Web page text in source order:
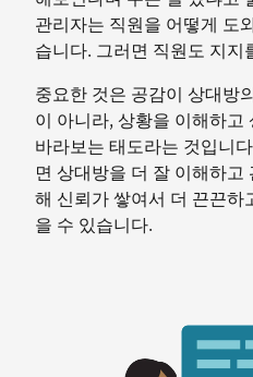
관리자는 직원을 어떻게 도
습니다. 그러면 직원도 지지
중요한 것은 공감이 상대방
이 아니라, 상황을 이해하
바라보는 태도라는 것입니
면 상대방을 더 잘 이해하고
해 신뢰가 쌓여서 더 끈끈하
을 수 있습니다.